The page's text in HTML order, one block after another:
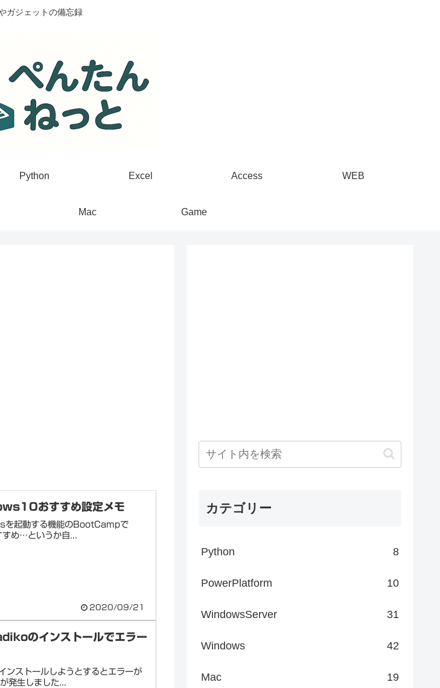
ガジェットの備忘録
Python Excel Access WEB
Mac Game
おすすめ設定メモ
起動する機能のBootCampで
め…というか自...
2020/09/21
のインストールでエラー
ストールしようとするとエラーが
発生しました...
カテゴリー
Python 8
PowerPlatform 10
WindowsServer 31
Windows 42
Mac 19